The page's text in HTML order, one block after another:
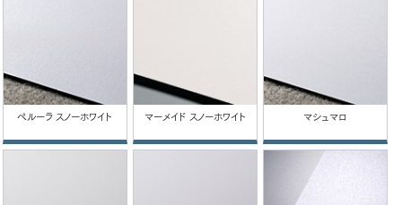
ペルーラ スノーホワイト マーメイド スノーホワイト マシュマロ